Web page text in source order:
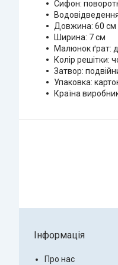
Сифон:
Довжина: 60 см
Ширина: 7 см
Малюнок ґрат:
Колір решітки:
Затвор:
Упаковка:
Країна
Інформація
Про нас